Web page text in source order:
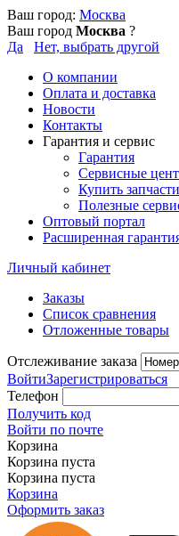
Ваш город: Москва
Ваш город Москва ?
Да
Нет, выбрать другой
О компании
Оплата и доставка
Новости
Контакты
Гарантия и сервис
Гарантия
Сервисные
Купить запчасти
Полезные
Оптовый портал
Расширенная
Личный кабинет
Заказы
Список сравнения
Отложенные товары
Отслеживание заказа
ВойтиЗарегистрироваться
Телефон
Получить код
Войти по почте
Корзина
Корзина пуста
Корзина пуста
Корзина
Оформить заказ